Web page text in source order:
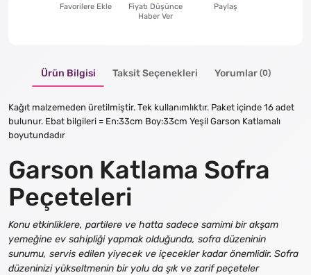
Favorilere Ekle
Fiyatı Düşünce
Haber Ver
Paylaş
Ürün Bilgisi Taksit Seçenekleri Yorumlar (0)
Kağıt malzemeden üretilmiştir. Tek kullanımlıktır. Paket içinde 16 adet
bulunur. Ebat bilgileri = En:33cm Boy:33cm Yeşil Garson Katlamalı
boyutundadır
Garson Katlama Sofra
Peçeteleri
Konu etkinliklere, partilere ve hatta sadece samimi bir akşam
yemeğine ev sahipliği yapmak olduğunda, sofra düzeninin
sunumu, servis edilen yiyecek ve içecekler kadar önemlidir. Sofra
düzeninizi yükseltmenin bir yolu da şık ve zarif peçeteler